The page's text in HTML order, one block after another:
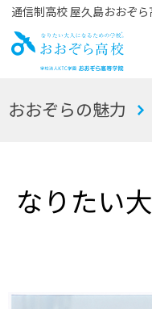
通信制高校 屋久島おおぞ
お
おおぞらの魅力
なりたい